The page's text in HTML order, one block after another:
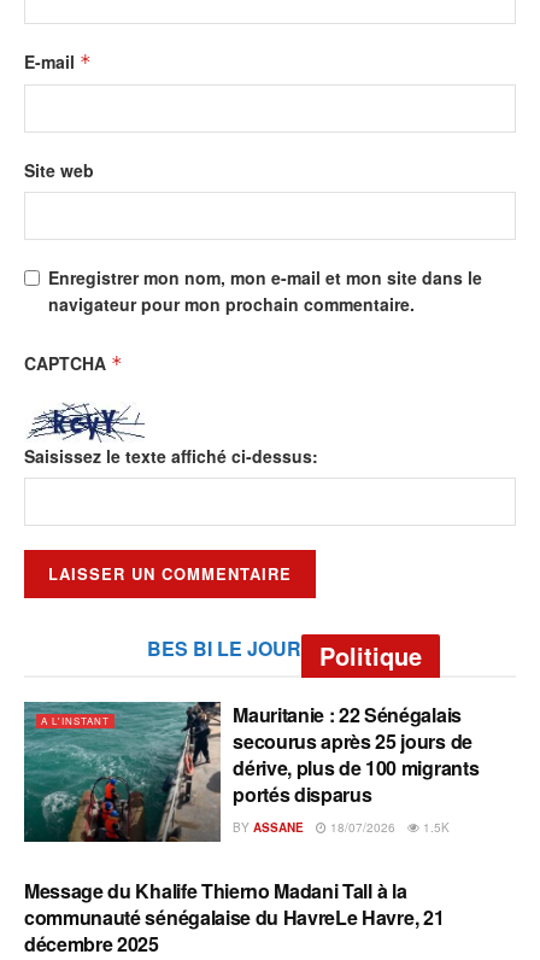
E-mail *
Site web
Enregistrer mon nom, mon e-mail et mon site dans le
navigateur pour mon prochain commentaire.
CAPTCHA *
Saisissez le texte affiché ci-dessus:
BES BI LE JOUR Politique
A L'INSTANT
Mauritanie : 22 Sénégalais
secourus après 25 jours de
dérive, plus de 100 migrants
portés disparus
BY ASSANE 18/07/2026 1.5K
A L'INSTANT
Message du Khalife Thierno Madani Tall à la
communauté sénégalaise du HavreLe Havre, 21
décembre 2025